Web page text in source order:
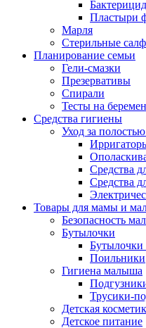
Пластыри
Марля
Стерильные
Планирование семьи
Гели-смазки
Презервативы
Спирали
Тесты на
Средства гигиены
Уход за полостью
Средства
Средства
Товары для мамы и
Безопасность
Бутылочки
Бутылочки
Поильники
Гигиена малыша
Трусики-
Детская
Детское питание